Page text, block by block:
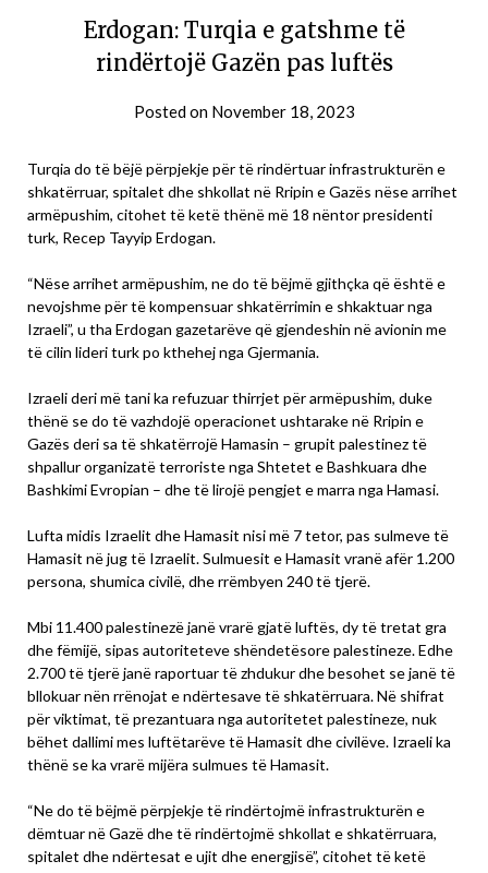
Erdogan: Turqia e gatshme të
rindërtojë Gazën pas luftës
Posted on November 18, 2023
Turqia do të bëjë përpjekje për të rindërtuar infrastrukturën e
shkatërruar, spitalet dhe shkollat në Rripin e Gazës nëse arrihet
armëpushim, citohet të ketë thënë më 18 nëntor presidenti
turk, Recep Tayyip Erdogan.
“Nëse arrihet armëpushim, ne do të bëjmë gjithçka që është e
nevojshme për të kompensuar shkatërrimin e shkaktuar nga
Izraeli”, u tha Erdogan gazetarëve që gjendeshin në avionin me
të cilin lideri turk po kthehej nga Gjermania.
Izraeli deri më tani ka refuzuar thirrjet për armëpushim, duke
thënë se do të vazhdojë operacionet ushtarake në Rripin e
Gazës deri sa të shkatërrojë Hamasin – grupit palestinez të
shpallur organizatë terroriste nga Shtetet e Bashkuara dhe
Bashkimi Evropian – dhe të lirojë pengjet e marra nga Hamasi.
Lufta midis Izraelit dhe Hamasit nisi më 7 tetor, pas sulmeve të
Hamasit në jug të Izraelit. Sulmuesit e Hamasit vranë afër 1.200
persona, shumica civilë, dhe rrëmbyen 240 të tjerë.
Mbi 11.400 palestinezë janë vrarë gjatë luftës, dy të tretat gra
dhe fëmijë, sipas autoriteteve shëndetësore palestineze. Edhe
2.700 të tjerë janë raportuar të zhdukur dhe besohet se janë të
bllokuar nën rrënojat e ndërtesave të shkatërruara. Në shifrat
për viktimat, të prezantuara nga autoritetet palestineze, nuk
bëhet dallimi mes luftëtarëve të Hamasit dhe civilëve. Izraeli ka
thënë se ka vrarë mijëra sulmues të Hamasit.
“Ne do të bëjmë përpjekje të rindërtojmë infrastrukturën e
dëmtuar në Gazë dhe të rindërtojmë shkollat e shkatërruara,
spitalet dhe ndërtesat e ujit dhe energjisë”, citohet të ketë